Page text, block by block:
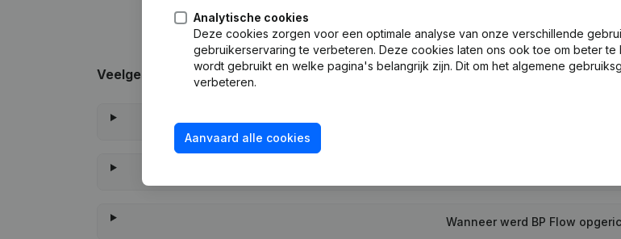
Veelgestelde vragen
Wanneer werd BP Flow
Analytische cookies
Deze cookies zorgen voor een optimale analyse van onze verschillende
gebruikerservaring te verbeteren. Deze cookies laten ons ook toe om beter
wordt gebruikt en welke pagina's belangrijk zijn. Dit om het algemene
verbeteren.
Aanvaard alle cookies